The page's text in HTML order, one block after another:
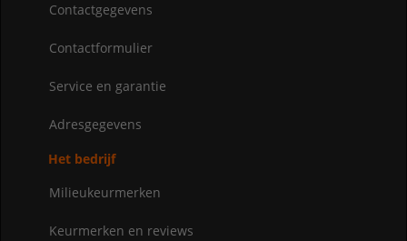
Contactgegevens
Contactformulier
Service en garantie
Adresgegevens
Het bedrijf
Milieukeurmerken
Keurmerken en reviews